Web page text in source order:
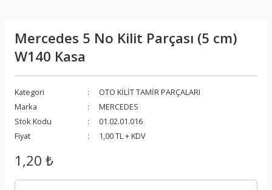
Mercedes 5 No Kilit Parçası (5 cm)
W140 Kasa
Kategori
OTO KİLİT TAMİR PARÇALARI
Marka
MERCEDES
Stok Kodu
01.02.01.016
Fiyat
1,00 TL + KDV
1,20 ₺